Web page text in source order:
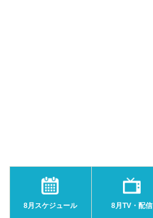
8月スケジュール 8月TV・配信